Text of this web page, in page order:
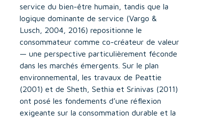
service du bien-être humain, tandis que la
logique dominante de service (Vargo &
Lusch, 2004, 2016) repositionne le
consommateur comme co-créateur de valeur
— une perspective particulièrement féconde
dans les marchés émergents. Sur le plan
environnemental, les travaux de Peattie
(2001) et de Sheth, Sethia et Srinivas (2011)
ont posé les fondements d’une réflexion
exigeante sur la consommation durable et la